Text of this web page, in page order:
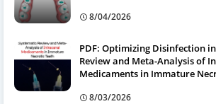
8/04/2026
PDF: Optimizing Disinfection in
Review and Meta-Analysis of
Medicaments in Immature
8/03/2026